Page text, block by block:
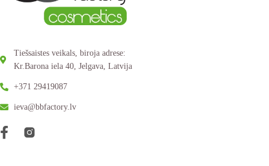
Tiešsaistes veikals, biroja adrese:
Kr.Barona iela 40, Jelgava, Latvija
+371 29419087
ieva@bbfactory.lv